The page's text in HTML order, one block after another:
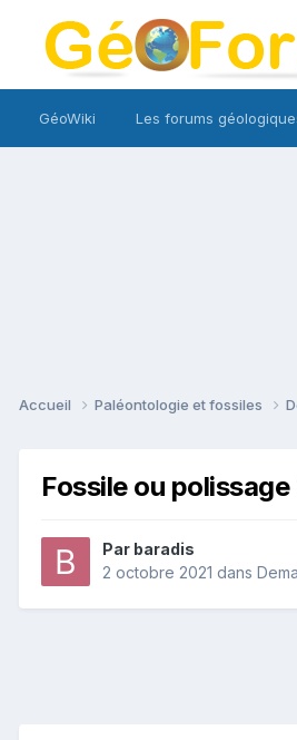
GéoWiki Les forums
Accueil Paléontologie et fossiles
Fossile ou polissage
Par baradis
2 octobre 2021 dans